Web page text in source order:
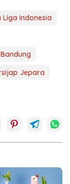
Liga Indonesia
Jepara